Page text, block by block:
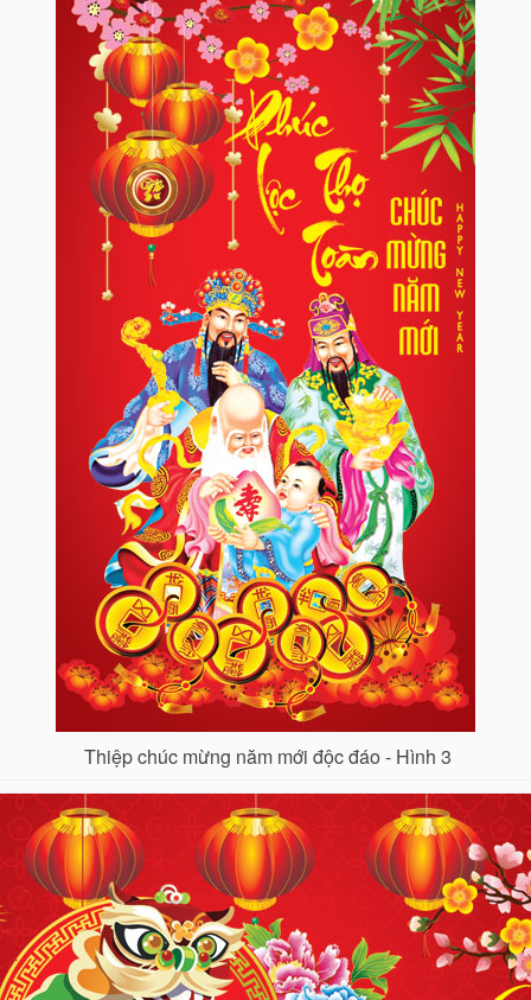
Thiệp chúc mừng năm mới độc đáo - Hình 3